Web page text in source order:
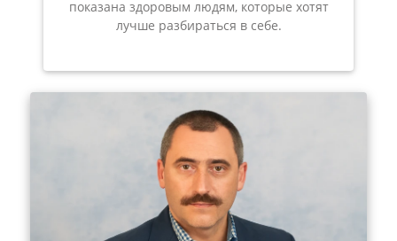
показана здоровым людям, которые хотят
лучше разбираться в себе.